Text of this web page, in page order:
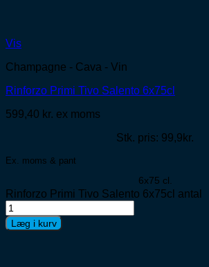
Vis
Champagne - Cava - Vin
Rinforzo Primi Tivo Salento 6x75cl
599,40 kr. ex moms
Stk. pris: 99,9kr.
Ex. moms & pant
6x75 cl.
Rinforzo Primi Tivo Salento 6x75cl antal
Læg i kurv